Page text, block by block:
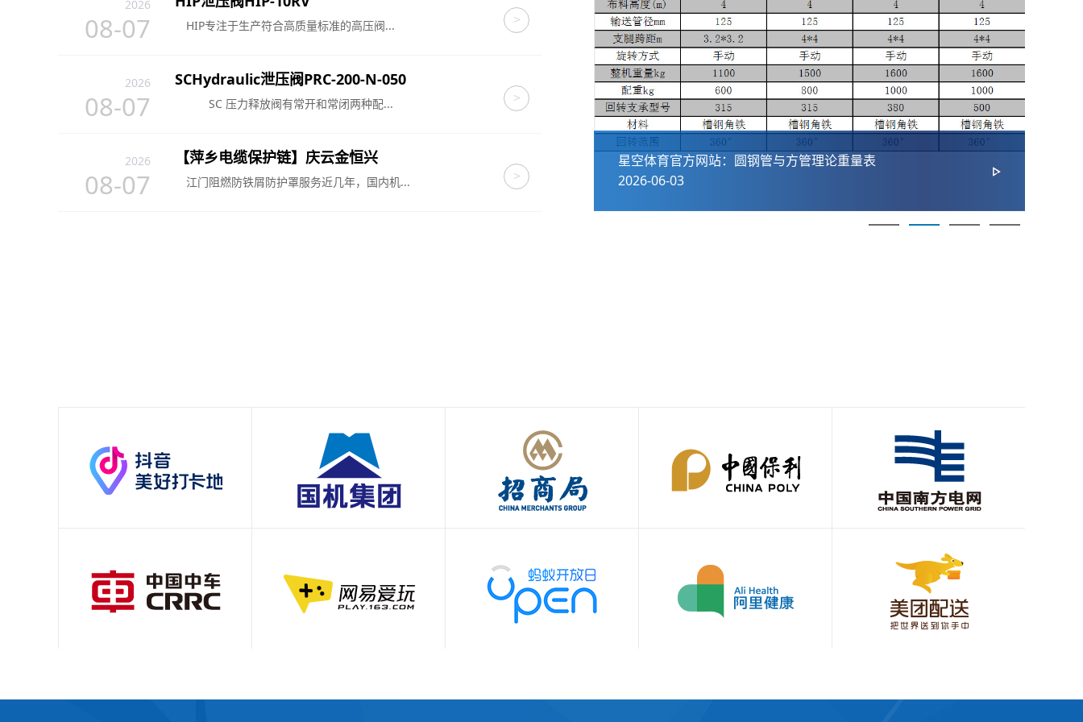
2026
08-07 HIP专注于生产符合高质量标准的高压阀... >
2026
08-07
SCHydraulic泄压阀PRC-200-N-050
SC 压力释放阀有常开和常闭两种配... >
2026
08-07
【萍乡电缆保护链】庆云金恒兴
江门阻燃防铁屑防护罩服务近几年，国内机... >
2026止回阀厂家推荐法兰式止回阀法兰消声对夹式船用对夹式蝶形不锈
钢蝶形厂家优选指南！
星空体育官方网站：圆钢管与方管理论重量表
2026-06-03